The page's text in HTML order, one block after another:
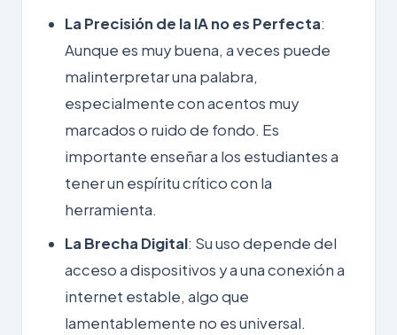
La Precisión de la IA no es Perfecta:
Aunque es muy buena, a veces puede
malinterpretar una palabra,
especialmente con acentos muy
marcados o ruido de fondo. Es
importante enseñar a los estudiantes a
tener un espíritu crítico con la
herramienta.
La Brecha Digital: Su uso depende del
acceso a dispositivos y a una conexión a
internet estable, algo que
lamentablemente no es universal.